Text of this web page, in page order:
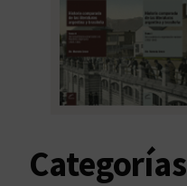
Categorías